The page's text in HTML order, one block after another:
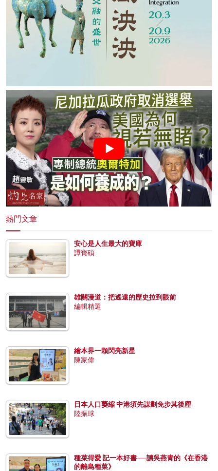
熱門文章
安心是人生最大的寶庫
譚寶碩
雄關漫道：把遙遠的歷史拉到眼前
編輯精選
繪本界一顆閃亮新星
陳家偉
日本人口萎縮 中港須先謀劃免步其後塵
陸振球
種菜得愛 記一本好書──讀吳燕青的《在香港
的離島種菜》